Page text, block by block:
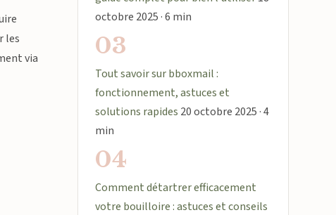
les
via
octobre 2025 · 6 min
03
Tout savoir sur bboxmail :
fonctionnement, astuces et
solutions rapides 20 octobre 2025 · 4
min
04
Comment détartrer efficacement
votre bouilloire : astuces et conseils